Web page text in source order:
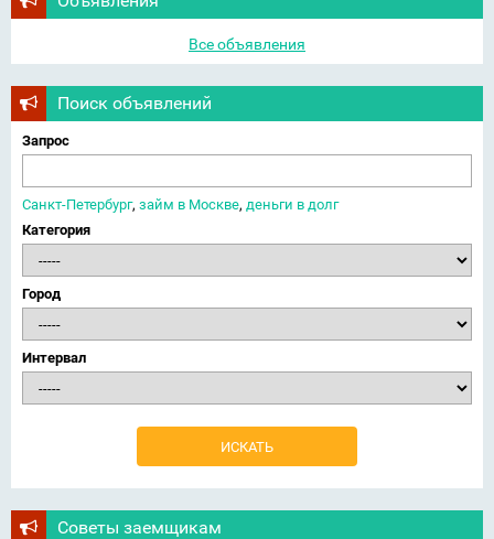
Все объявления
Поиск объявлений
Запрос
Санкт-Петербург, займ в Москве, деньги в долг
Категория
Город
Интервал
Советы заемщикам